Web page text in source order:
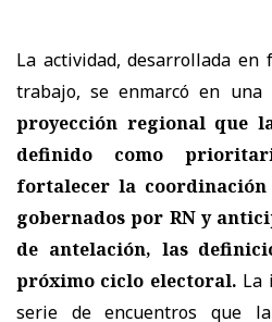
La actividad, desarrollada en
trabajo, se enmarcó en una
proyección regional que
definido como
fortalecer la
gobernados por RN y
de antelación, las
próximo ciclo electoral. La
serie de encuentros que